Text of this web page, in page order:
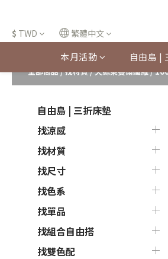
$ TWD 繁體中文
本月活動 自由島 |
全部商品/找材質/天絲萊賽爾纖維/
自由島 | 三折床墊
找涼感
找材質
找尺寸
找色系
找單品
找組合自由搭
找雙色配